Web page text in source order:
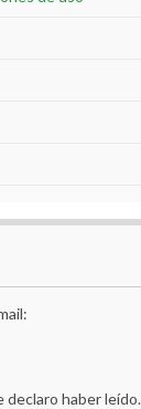
declaro haber leído.